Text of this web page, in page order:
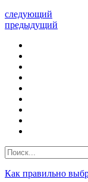
следующий
предыдущий
Как правильно